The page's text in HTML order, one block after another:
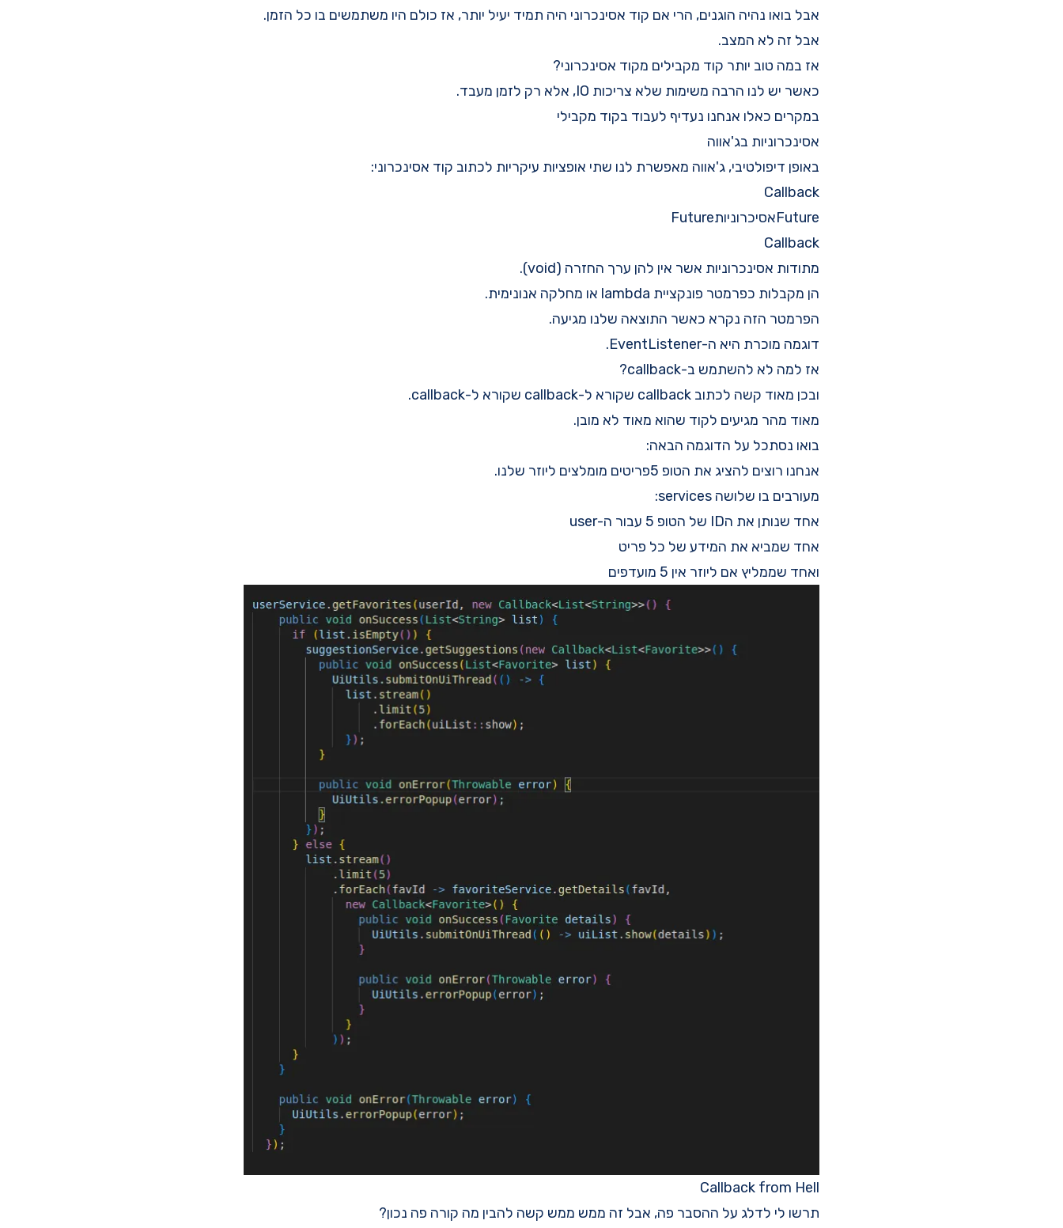
אבל בואו נהיה הוגנים, הרי אם קוד אסינכרוני היה תמיד יעיל יותר, אז כולם היו משתמשים בו כל הזמן.
אבל זה לא המצב.
אז במה טוב יותר קוד מקבילים מקוד אסינכרוני?
כאשר יש לנו הרבה משימות שלא צריכות IO, אלא רק לזמן מעבד.
במקרים כאלו אנחנו נעדיף לעבוד בקוד מקבילי
אסינכרוניות בג'אווה
באופן דיפולטיבי, ג'אווה מאפשרת לנו שתי אופציות עיקריות לכתוב קוד אסינכרוני:
Callback
FutureאסיכרוניותFuture
Callback
מתודות אסינכרוניות אשר אין להן ערך החזרה (void).
הן מקבלות כפרמטר פונקציית lambda או מחלקה אנונימית.
הפרמטר הזה נקרא כאשר התוצאה שלנו מגיעה.
דוגמה מוכרת היא ה-EventListener
.
אז למה לא להשתמש ב-callback?
ובכן מאוד קשה לכתוב callback שקורא ל-callback שקורא ל-callback.
מאוד מהר מגיעים לקוד שהוא מאוד לא מובן.
בואו נסתכל על הדוגמה הבאה:
אנחנו רוצים להציג את הטופ 5פריטים מומלצים ליוזר שלנו.
מעורבים בו שלושה services:
אחד שנותן את הID של הטופ 5 עבור ה-user
אחד שמביא את המידע של כל פריט
ואחד שממליץ אם ליוזר אין 5 מועדפים
Callback from Hell
תרשו לי לדלג על ההסבר פה, אבל זה ממש ממש קשה להבין מה קורה פה נכון?